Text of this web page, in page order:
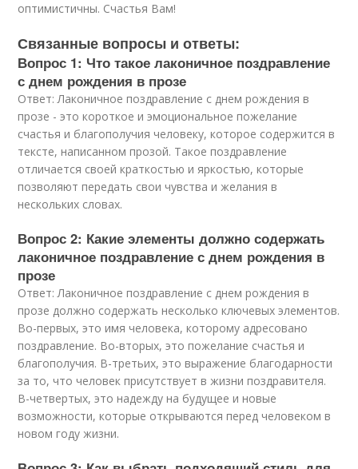
оптимистичны. Счастья Вам!
Связанные вопросы и ответы:
Вопрос 1: Что такое лаконичное поздравление
с днем рождения в прозе
Ответ: Лаконичное поздравление с днем рождения в
прозе - это короткое и эмоциональное пожелание
счастья и благополучия человеку, которое содержится в
тексте, написанном прозой. Такое поздравление
отличается своей краткостью и яркостью, которые
позволяют передать свои чувства и желания в
нескольких словах.
Вопрос 2: Какие элементы должно содержать
лаконичное поздравление с днем рождения в
прозе
Ответ: Лаконичное поздравление с днем рождения в
прозе должно содержать несколько ключевых элементов.
Во-первых, это имя человека, которому адресовано
поздравление. Во-вторых, это пожелание счастья и
благополучия. В-третьих, это выражение благодарности
за то, что человек присутствует в жизни поздравителя.
В-четвертых, это надежду на будущее и новые
возможности, которые открываются перед человеком в
новом году жизни.